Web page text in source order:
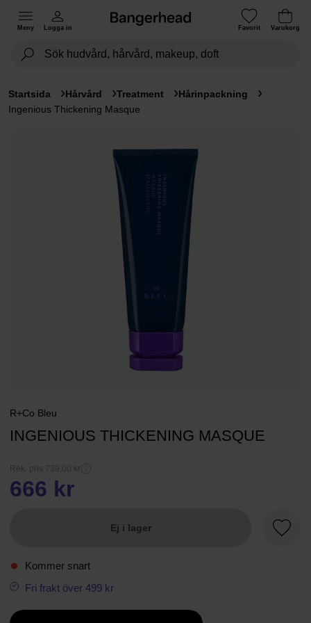
Meny Logga in Favorit Varukorg
Startsida Hårvård Treatment
Hårinpackning
Ingenious Thickening Masque
R+Co Bleu
INGENIOUS THICKENING MASQUE
Rek. pris 739,00 kr
666 kr
Ej i lager
Kommer snart
Fri frakt över 499 kr